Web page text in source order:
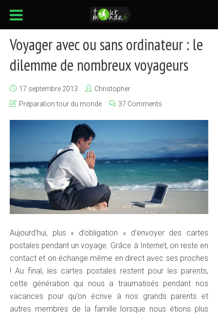
Voyager avec ou sans ordinateur : le
dilemme de nombreux voyageurs
17 septembre 2013
Christopher
Préparation tour du monde
37 Comments
Aujourd’hui, plus « d’obligation » d’envoyer des cartes
postales pendant un voyage. Grâce à Internet, on reste en
contact et on échange même en direct avec ses proches
! Au final, les cartes postales restent pour les parents,
cette génération qui nous a traumatisés pendant nos
vacances pour qu’on écrive à nos grands parents et
autres membres de la famille lorsque nous étions plus